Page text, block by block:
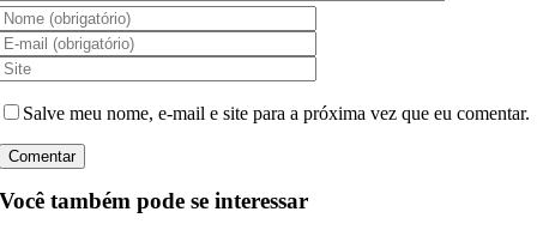
Salve meu nome, e-mail e site para a próxima vez que eu comentar.
Você também pode se interessar